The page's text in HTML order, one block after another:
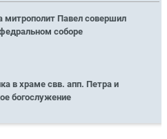
митрополит Павел совершил
соборе
в храме свв. апп. Петра и
богослужение